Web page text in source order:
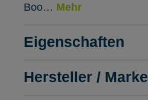
Boo… Mehr
Eigenschaften
Hersteller / Marke